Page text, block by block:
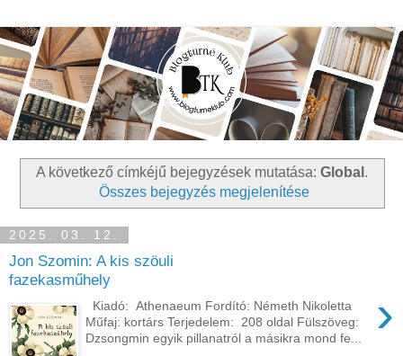
A következő címkéjű bejegyzések mutatása: Global .
Összes bejegyzés megjelenítése
2025. 03. 12.
Jon Szomin: A kis szöuli
fazekasműhely
›
Kiadó: Athenaeum Fordító: Németh Nikoletta
Műfaj: kortárs Terjedelem: 208 oldal Fülszöveg:
Dzsongmin egyik pillanatról a másikra mond fe...